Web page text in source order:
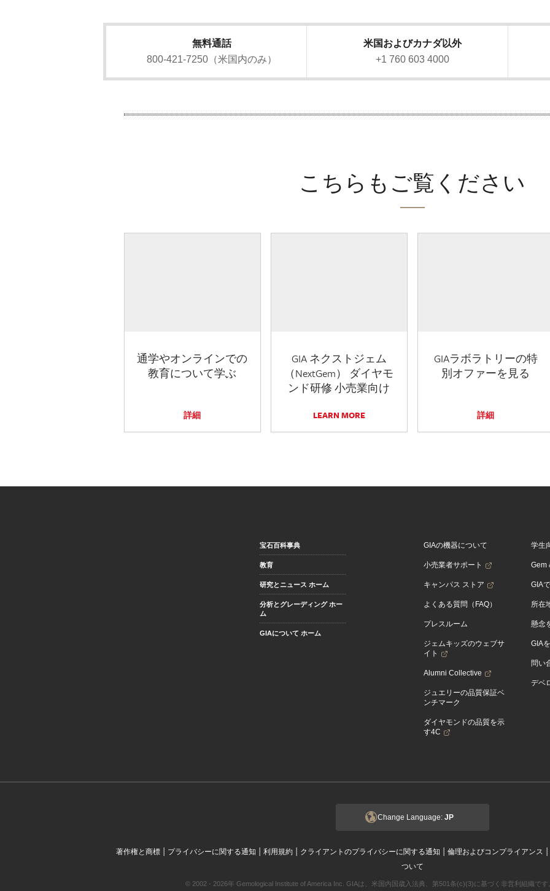
無料通話
800-421-7250（米国内のみ）
米国およびカナダ以外
+1 760 603 4000
こちらもご覧ください
通学やオンラインでの
教育について学ぶ
詳細
GIA ネクストジェム
（NextGem） ダイヤモ
ンド研修 小売業向け
LEARN MORE
GIAラボラトリーの特
別オファーを見る
詳細
宝石百科事典
教育
研究とニュース ホーム
分析とグレーディング ホー
ム
GIAについて ホーム
GIAの機器について
小売業者サポート
キャンパス ストア
よくある質問（FAQ）
プレスルーム
ジェムキッズのウェブサ
イト
Alumni Collective
ジュエリーの品質保証ベ
ンチマーク
ダイヤモンドの品質を示
す4C
学生
Gem
GIA
所在
懸念
GIA
問い
デベ
Change Language: JP
著作権と商標 | プライバシーに関する通知 | 利用規約 | クライアントのプライバシーに関する通知 | 倫理およびコンプライアンス |
ついて
© 2002 - 2026年 Gemological Institute of America Inc. GIAは、米国内国歳入法典、第501条(c)(3)に基づく非営利組織です